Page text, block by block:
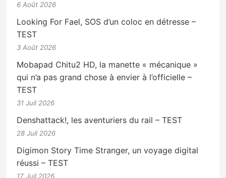
6 Août 2026
Looking For Fael, SOS d’un coloc en détresse –
TEST
3 Août 2026
Mobapad Chitu2 HD, la manette « mécanique »
qui n’a pas grand chose à envier à l’officielle –
TEST
31 Juil 2026
Denshattack!, les aventuriers du rail – TEST
28 Juil 2026
Digimon Story Time Stranger, un voyage digital
réussi – TEST
17 Juil 2026